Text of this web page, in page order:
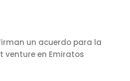
firman un acuerdo para la
venture en Emiratos